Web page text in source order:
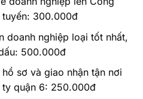
300.000đ
doanh nghiệp loại tốt nhất,
500.000đ
sơ và giao nhận tận nơi
quận 6: 250.000đ